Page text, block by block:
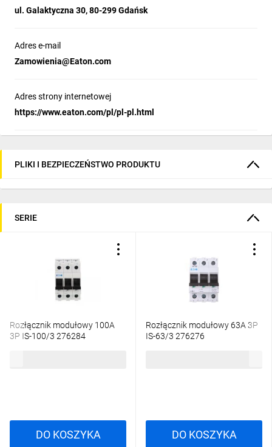
ul. Galaktyczna 30, 80-299 Gdańsk
Adres e-mail
Zamowienia@Eaton.com
Adres strony internetowej
https://www.eaton.com/pl/pl-pl.html
PLIKI I BEZPIECZEŃSTWO PRODUKTU
SERIE
Rozłącznik modułowy 100A
3P IS-100/3 276284
DO KOSZYKA
Rozłącznik modułowy 63A 3P
IS-63/3 276276
DO KOSZYKA